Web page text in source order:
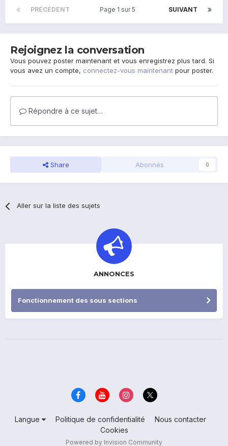
PRÉCÉDENT SUIVANT
Page 1 sur 5
Rejoignez la conversation
Vous pouvez poster maintenant et vous enregistrez plus tard. Si
vous avez un compte, connectez-vous maintenant pour poster.
Répondre à ce sujet…
Share Abonnés 0
Aller sur la liste des sujets
ANNONCES
Fonctionnement des sous sections
Langue Politique de confidentialité
Nous contacter
Cookies
Powered by Invision Community